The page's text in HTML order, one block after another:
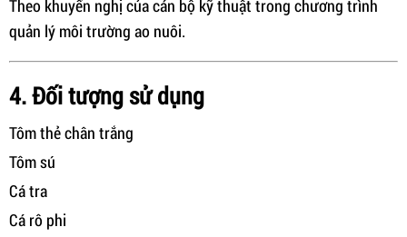
Theo khuyến nghị của cán bộ kỹ thuật trong chương trình
quản lý môi trường ao nuôi.
4. Đối tượng sử dụng
Tôm thẻ chân trắng
Tôm sú
Cá tra
Cá rô phi